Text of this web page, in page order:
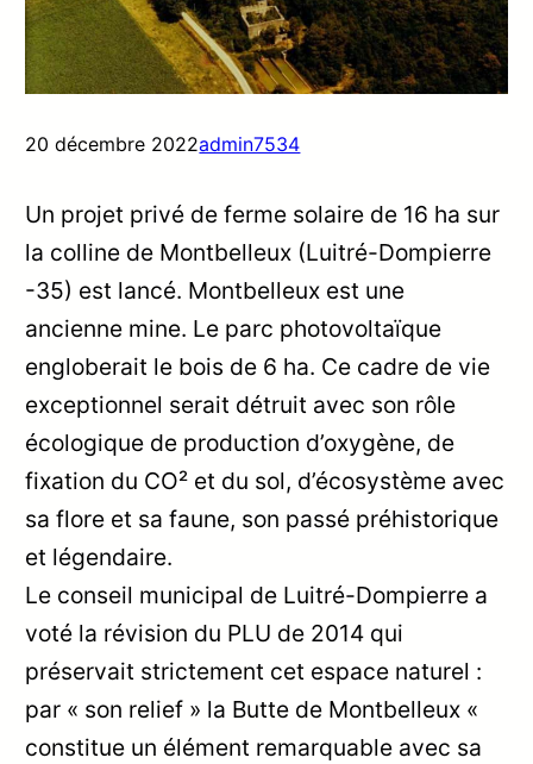
20 décembre 2022admin7534
Un projet privé de ferme solaire de 16 ha sur
la colline de Montbelleux (Luitré-Dompierre
-35) est lancé. Montbelleux est une
ancienne mine. Le parc photovoltaïque
engloberait le bois de 6 ha. Ce cadre de vie
exceptionnel serait détruit avec son rôle
écologique de production d’oxygène, de
fixation du CO² et du sol, d’écosystème avec
sa flore et sa faune, son passé préhistorique
et légendaire.
Le conseil municipal de Luitré-Dompierre a
voté la révision du PLU de 2014 qui
préservait strictement cet espace naturel :
par « son relief » la Butte de Montbelleux «
constitue un élément remarquable avec sa